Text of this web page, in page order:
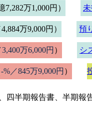
7,282万1,000円）
4,884万9,000円） 預
万6,000円 ） シ
-%／845万9,000円 ）
四半期報告書、半期報